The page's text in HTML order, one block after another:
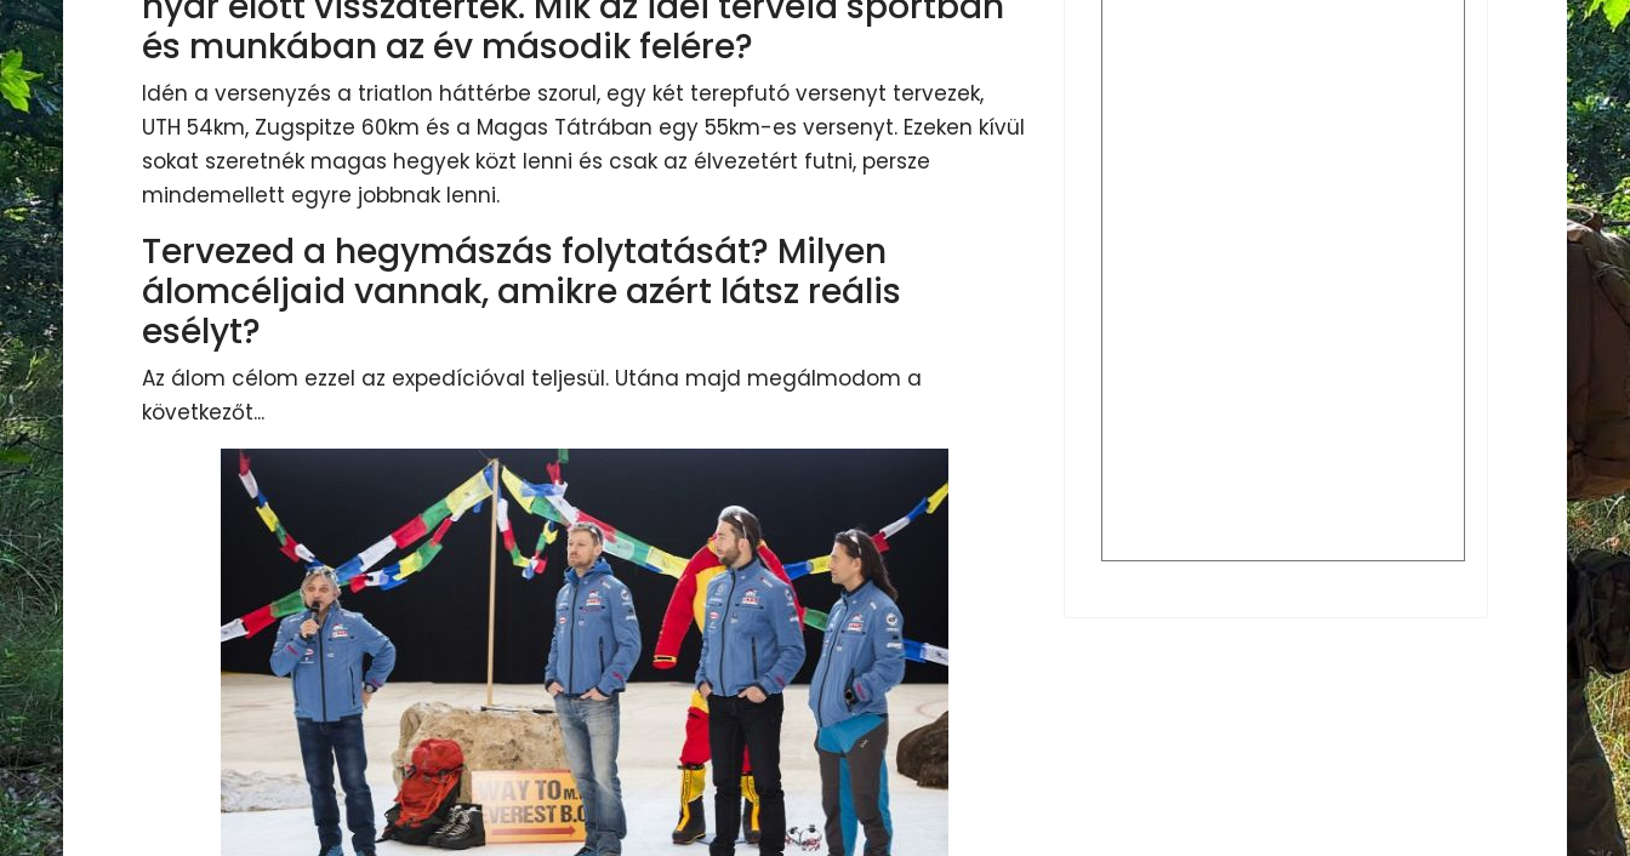
és munkában az év második felére?
Idén a versenyzés a triatlon háttérbe szorul, egy két terepfutó versenyt tervezek,
UTH 54km, Zugspitze 60km és a Magas Tátrában egy 55km-es versenyt. Ezeken kívül
sokat szeretnék magas hegyek közt lenni és csak az élvezetért futni, persze
mindemellett egyre jobbnak lenni.
Tervezed a hegymászás folytatását? Milyen
álomcéljaid vannak, amikre azért látsz reális
esélyt?
Az álom célom ezzel az expedícióval teljesül. Utána majd megálmodom a
következőt...